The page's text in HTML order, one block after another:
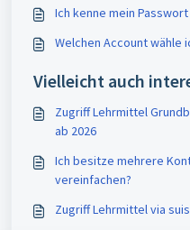
Ich kenne mein
Welchen Account wähle
Vielleicht auch
Zugriff Lehrmittel
ab 2026
Ich besitze mehrere
vereinfachen?
Zugriff Lehrmittel via